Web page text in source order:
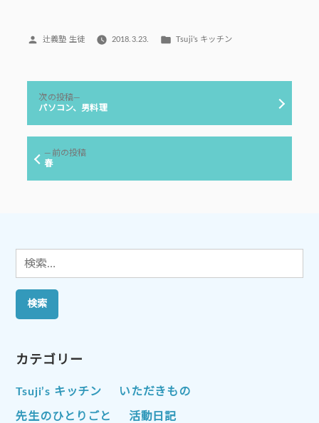
投
辻義塾 生徒 2018.3.23.
カ
リ
Tsuji’s キッチン
ナ
ー
前の投稿前
春
次の投稿
の
パソコン、男料理
検
索:
カテゴリー
Tsuji’s キッチン いただきもの
先生のひとりごと 活動日記